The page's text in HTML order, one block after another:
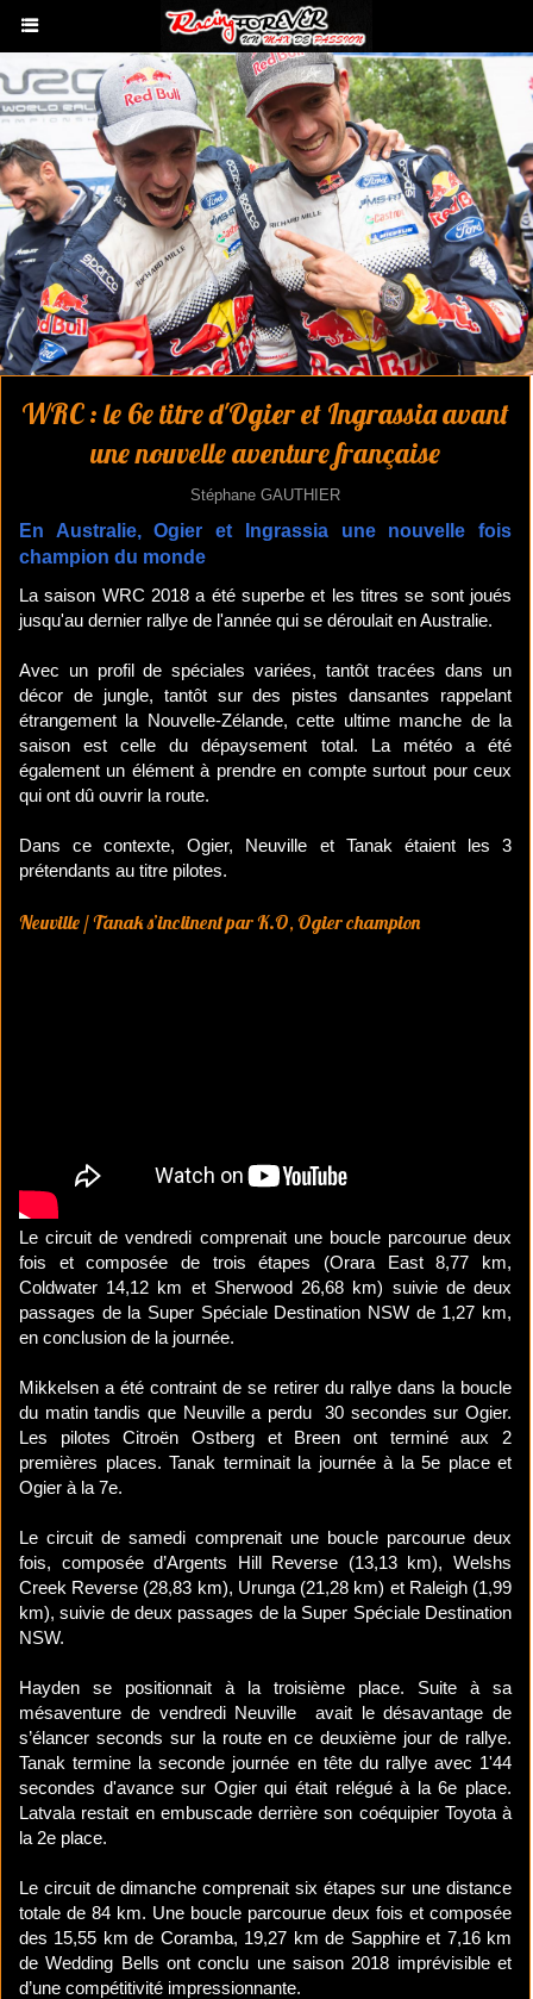
WRC : le 6e titre d'Ogier et Ingrassia avant
une nouvelle aventure française
Stéphane GAUTHIER
En Australie, Ogier et Ingrassia une nouvelle fois
champion du monde
La saison WRC 2018 a été superbe et les titres se sont joués
jusqu'au dernier rallye de l'année qui se déroulait en Australie.
Avec un profil de spéciales variées, tantôt tracées dans un
décor de jungle, tantôt sur des pistes dansantes rappelant
étrangement la Nouvelle-Zélande, cette ultime manche de la
saison est celle du dépaysement total. La météo a été
également un élément à prendre en compte surtout pour ceux
qui ont dû ouvrir la route.
Dans ce contexte, Ogier, Neuville et Tanak étaient les 3
prétendants au titre pilotes.
Neuville / Tanak s’inclinent par K.O, Ogier champion
Le circuit de vendredi comprenait une boucle parcourue deux
fois et composée de trois étapes (Orara East 8,77 km,
Coldwater 14,12 km et Sherwood 26,68 km) suivie de deux
passages de la Super Spéciale Destination NSW de 1,27 km,
en conclusion de la journée.
Mikkelsen a été contraint de se retirer du rallye dans la boucle
du matin tandis que Neuville a perdu 30 secondes sur Ogier.
Les pilotes Citroën Ostberg et Breen ont terminé aux 2
premières places. Tanak terminait la journée à la 5e place et
Ogier à la 7e.
Le circuit de samedi comprenait une boucle parcourue deux
fois, composée d’Argents Hill Reverse (13,13 km), Welshs
Creek Reverse (28,83 km), Urunga (21,28 km) et Raleigh (1,99
km), suivie de deux passages de la Super Spéciale Destination
NSW.
Hayden se positionnait à la troisième place. Suite à sa
mésaventure de vendredi Neuville avait le désavantage de
s’élancer seconds sur la route en ce deuxième jour de rallye.
Tanak termine la seconde journée en tête du rallye avec 1'44
secondes d'avance sur Ogier qui était relégué à la 6e place.
Latvala restait en embuscade derrière son coéquipier Toyota à
la 2e place.
Le circuit de dimanche comprenait six étapes sur une distance
totale de 84 km. Une boucle parcourue deux fois et composée
des 15,55 km de Coramba, 19,27 km de Sapphire et 7,16 km
de Wedding Bells ont conclu une saison 2018 imprévisible et
d’une compétitivité impressionnante.